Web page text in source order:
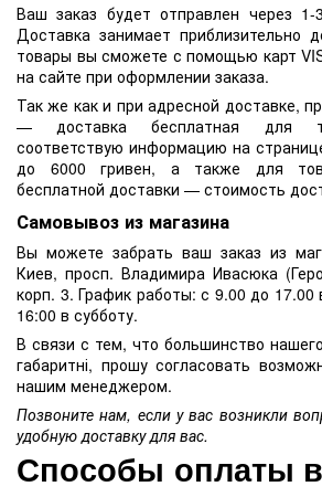
Ваш заказ будет отправлен через 1-
Доставка занимает приблизительно
товары вы сможете с помощью карт
на сайте при оформлении заказа.
Так же как и при адресной доставке,
— доставка бесплатная для
соответствую информацию на
до 6000 гривен, а также для
бесплатной доставки — стоимость
Самовывоз из магазина
Вы можете забрать ваш заказ из
Киев, просп. Владимира Ивасюка
корп. 3. График работы: с 9.00 до 17.00
16:00 в субботу.
В связи с тем, что большинство
габаритні, прошу согласовать
нашим менеджером.
Позвоните нам, если у вас возникли
удобную доставку для вас.